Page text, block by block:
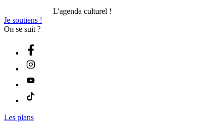
L'agenda culturel !
Je soutiens !
On se suit ?
Les plans